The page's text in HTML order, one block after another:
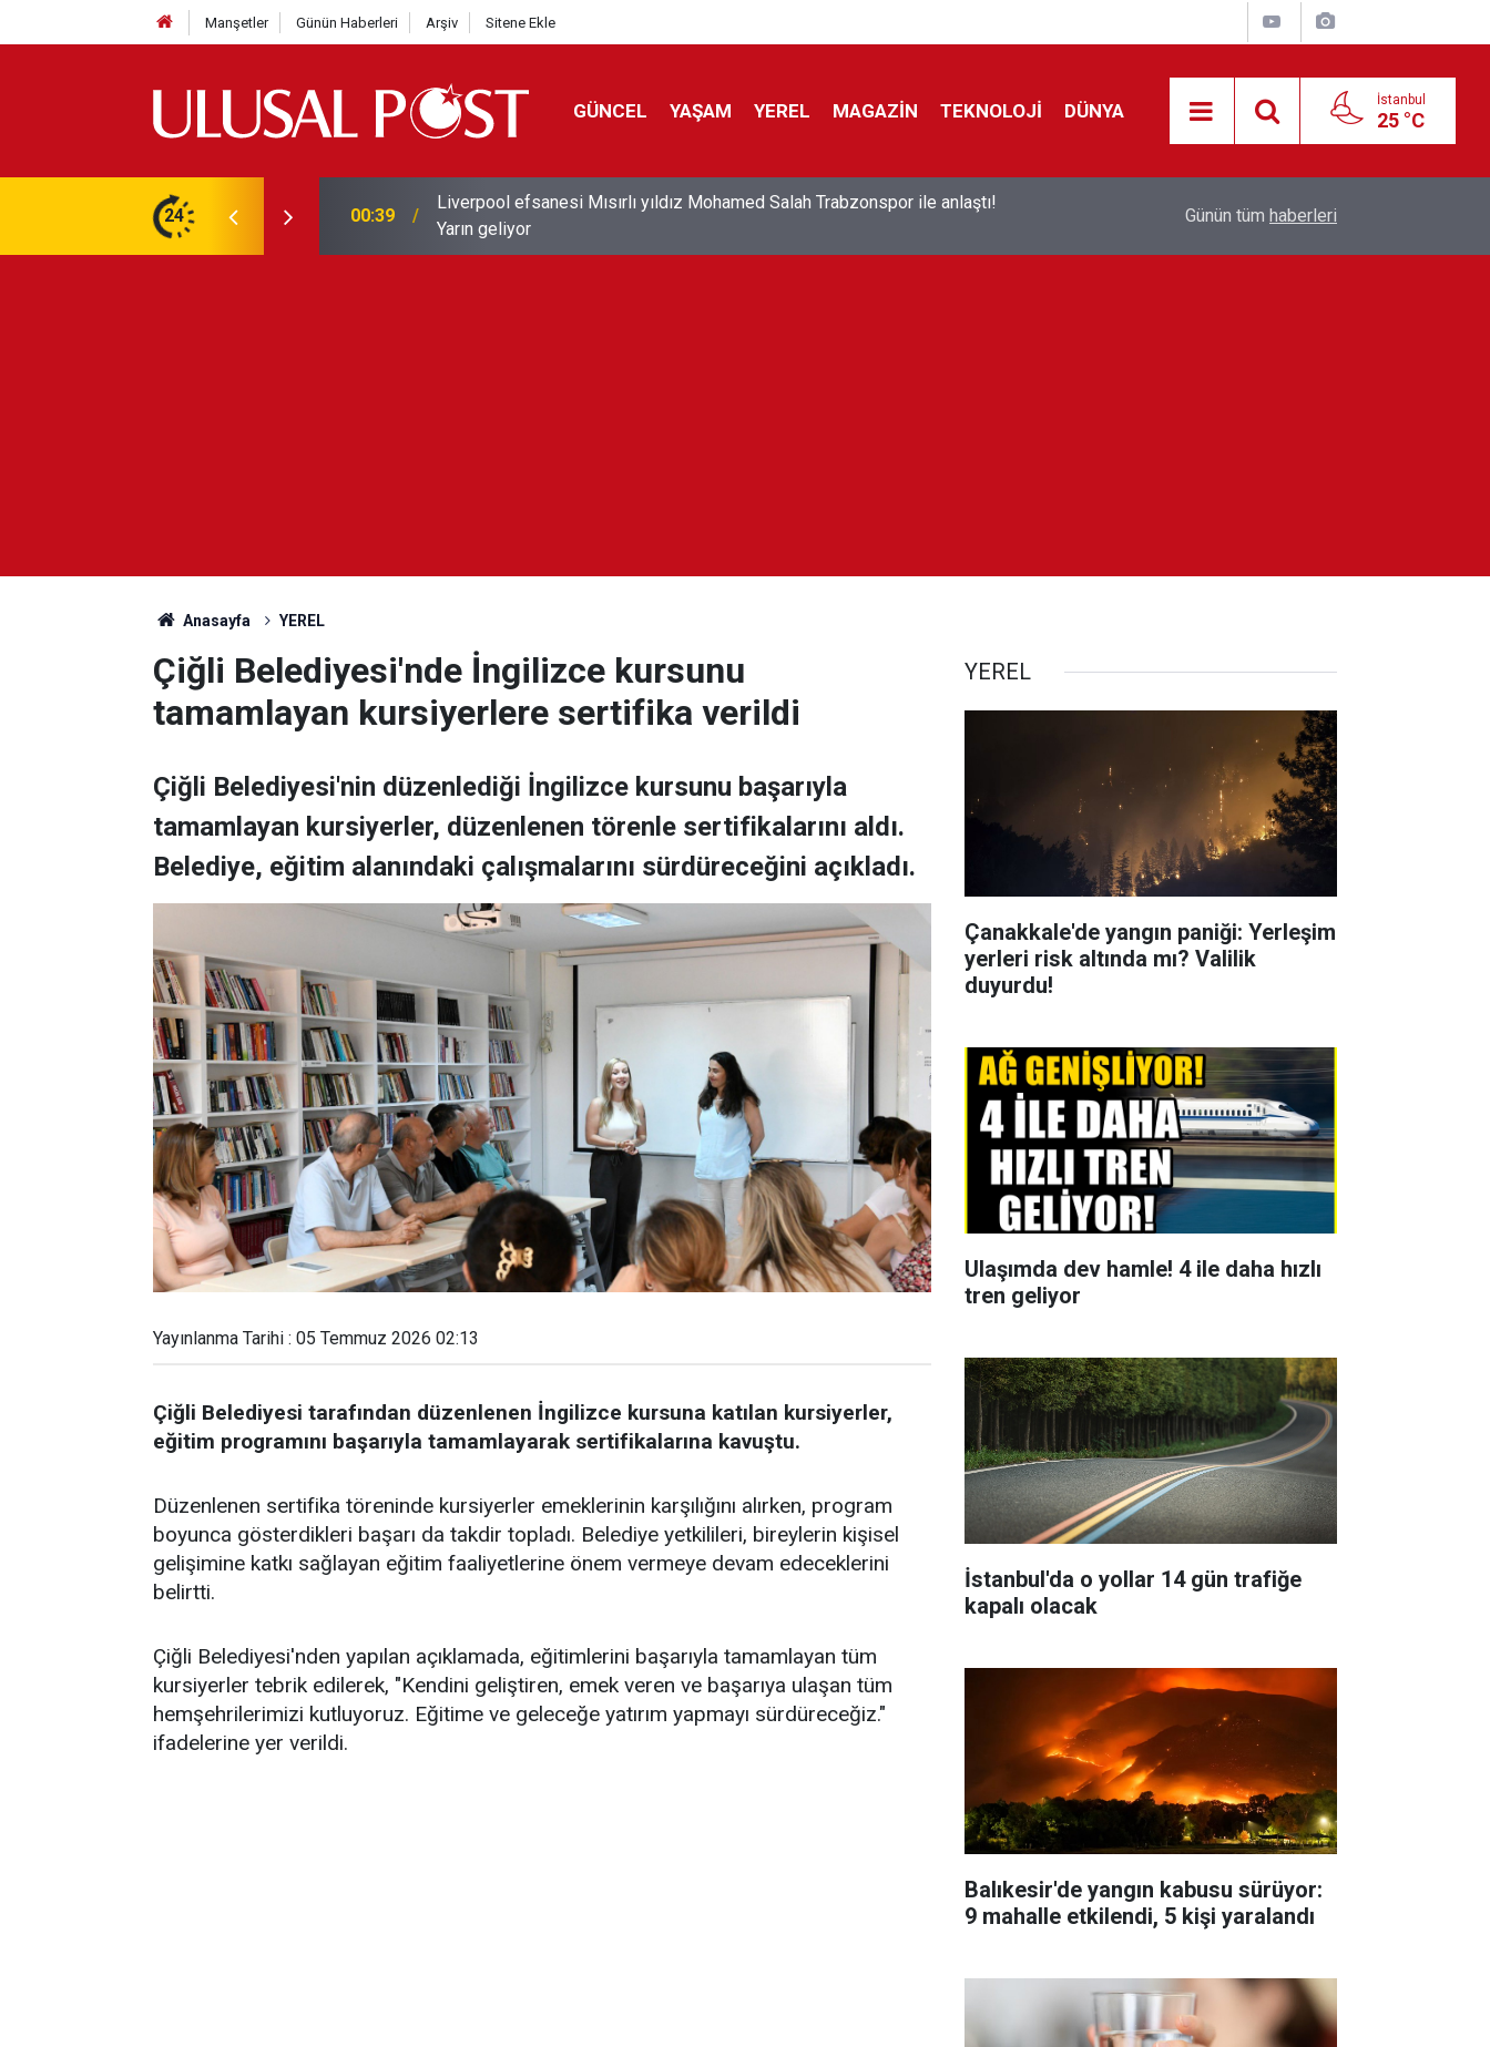
Manşetler Günün Haberleri Arşiv Sitene Ekle
GÜNCEL YAŞAM YEREL MAGAZİN TEKNOLOJİ DÜNYA İstanbul
25 °C
24
Salah Trabzonspor ile anlaştı!
00:19 Feridun Düzağaç sahnelere ara verdi: ''En az bir mevsim kadar'' Günün tüm haberleri
Anasayfa YEREL
Çiğli Belediyesi'nde İngilizce kursunu
tamamlayan kursiyerlere sertifika verildi
Çiğli Belediyesi'nin düzenlediği İngilizce kursunu başarıyla
tamamlayan kursiyerler, düzenlenen törenle sertifikalarını aldı.
Belediye, eğitim alanındaki çalışmalarını sürdüreceğini açıkladı.
Yayınlanma Tarihi : 05 Temmuz 2026 02:13
Çiğli Belediyesi tarafından düzenlenen İngilizce kursuna katılan kursiyerler,
eğitim programını başarıyla tamamlayarak sertifikalarına kavuştu.
Düzenlenen sertifika töreninde kursiyerler emeklerinin karşılığını alırken, program
boyunca gösterdikleri başarı da takdir topladı. Belediye yetkilileri, bireylerin kişisel
gelişimine katkı sağlayan eğitim faaliyetlerine önem vermeye devam edeceklerini
belirtti.
Çiğli Belediyesi'nden yapılan açıklamada, eğitimlerini başarıyla tamamlayan tüm
kursiyerler tebrik edilerek, "Kendini geliştiren, emek veren ve başarıya ulaşan tüm
hemşehrilerimizi kutluyoruz. Eğitime ve geleceğe yatırım yapmayı sürdüreceğiz."
ifadelerine yer verildi.
YEREL
Çanakkale'de yangın paniği: Yerleşim
yerleri risk altında mı? Valilik
duyurdu!
Ulaşımda dev hamle! 4 ile daha hızlı
tren geliyor
İstanbul'da o yollar 14 gün trafiğe
kapalı olacak
Balıkesir'de yangın kabusu sürüyor:
9 mahalle etkilendi, 5 kişi yaralandı